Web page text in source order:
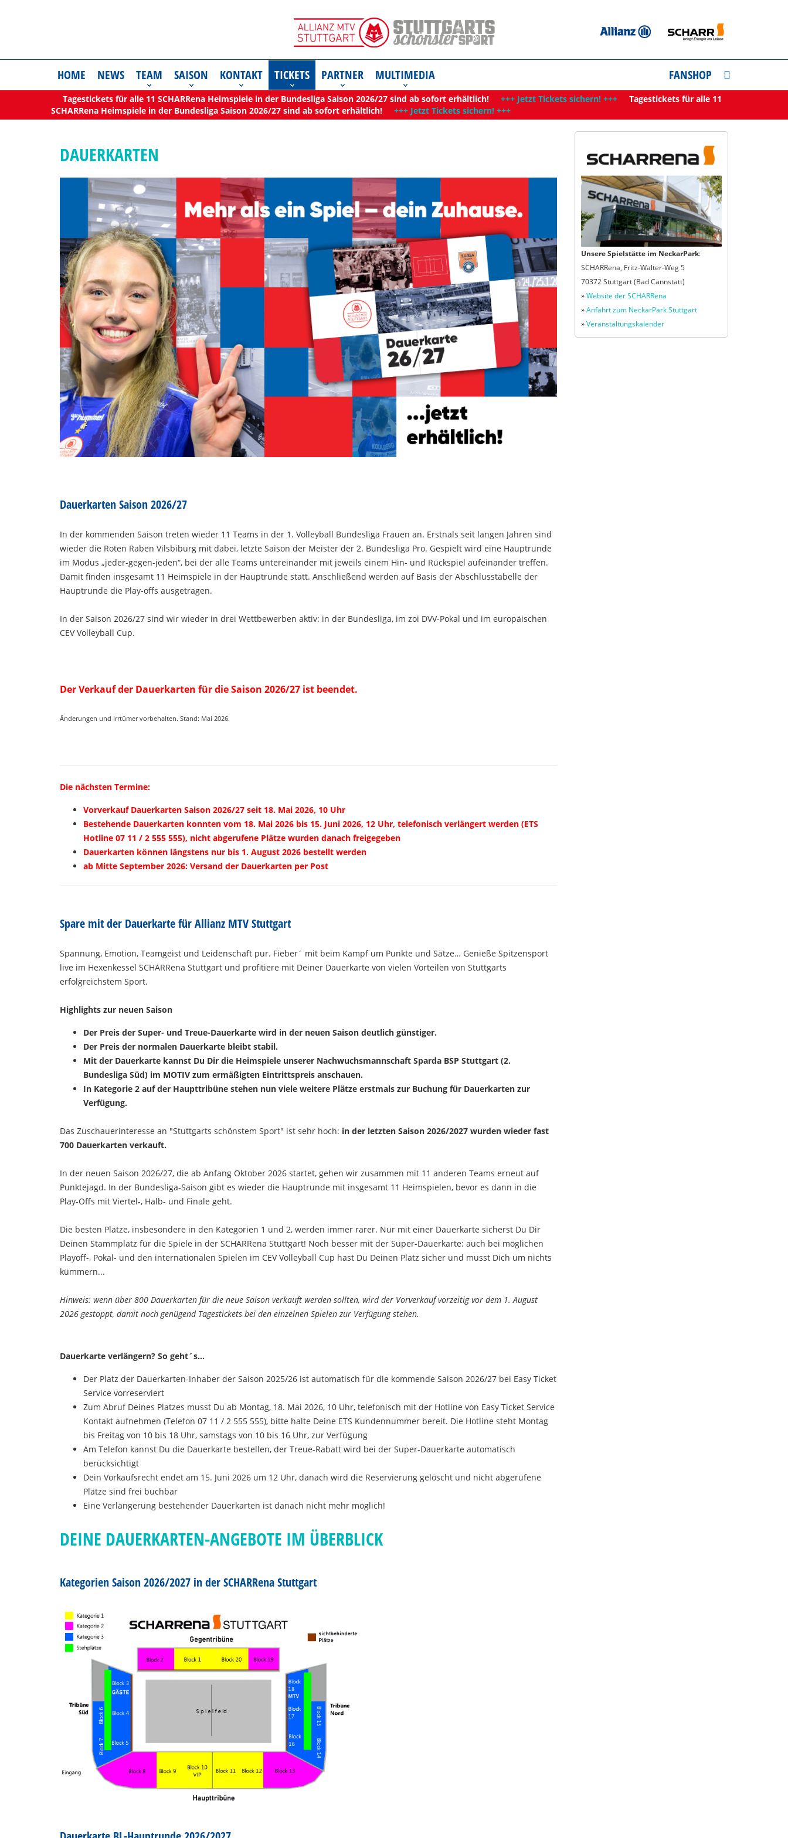
HOME NEWS TEAM SAISON KONTAKT TICKETS PARTNER MULTIMEDIA FANSHOP
Tagestickets für alle 11 SCHARRena Heimspiele in der Bundesliga Saison 2026/27 sind ab sofort erhältlich! +++ Jetzt Tickets sichern! +++ Tagestickets für alle 11
SCHARRena Heimspiele in der Bundesliga Saison 2026/27 sind ab sofort erhältlich! +++ Jetzt Tickets sichern! +++
DAUERKARTEN
Dauerkarten Saison 2026/27
In der kommenden Saison treten wieder 11 Teams in der 1. Volleyball Bundesliga Frauen an. Erstnals seit langen Jahren sind
wieder die Roten Raben Vilsbiburg mit dabei, letzte Saison der Meister der 2. Bundesliga Pro. Gespielt wird eine Hauptrunde
im Modus „jeder-gegen-jeden“, bei der alle Teams untereinander mit jeweils einem Hin- und Rückspiel aufeinander treffen.
Damit finden insgesamt 11 Heimspiele in der Hauptrunde statt. Anschließend werden auf Basis der Abschlusstabelle der
Hauptrunde die Play-offs ausgetragen.
In der Saison 2026/27 sind wir wieder in drei Wettbewerben aktiv: in der Bundesliga, im zoi DVV-Pokal und im europäischen
CEV Volleyball Cup.
Der Verkauf der Dauerkarten für die Saison 2026/27 ist beendet.
Änderungen und Irrtümer vorbehalten. Stand: Mai 2026.
Die nächsten Termine:
Vorverkauf Dauerkarten Saison 2026/27 seit 18. Mai 2026, 10 Uhr
Bestehende Dauerkarten konnten vom 18. Mai 2026 bis 15. Juni 2026, 12 Uhr, telefonisch verlängert werden (ETS
Hotline 07 11 / 2 555 555), nicht abgerufene Plätze wurden danach freigegeben
Dauerkarten können längstens nur bis 1. August 2026 bestellt werden
ab Mitte September 2026: Versand der Dauerkarten per Post
Spare mit der Dauerkarte für Allianz MTV Stuttgart
Spannung, Emotion, Teamgeist und Leidenschaft pur. Fieber´ mit beim Kampf um Punkte und Sätze… Genieße Spitzensport
live im Hexenkessel SCHARRena Stuttgart und profitiere mit Deiner Dauerkarte von vielen Vorteilen von Stuttgarts
erfolgreichstem Sport.
Highlights zur neuen Saison
Der Preis der Super- und Treue-Dauerkarte wird in der neuen Saison deutlich günstiger.
Der Preis der normalen Dauerkarte bleibt stabil.
Mit der Dauerkarte kannst Du Dir die Heimspiele unserer Nachwuchsmannschaft Sparda BSP Stuttgart (2.
Bundesliga Süd) im MOTIV zum ermäßigten Eintrittspreis anschauen.
In Kategorie 2 auf der Haupttribüne stehen nun viele weitere Plätze erstmals zur Buchung für Dauerkarten zur
Verfügung.
Das Zuschauerinteresse an "Stuttgarts schönstem Sport" ist sehr hoch: in der letzten Saison 2026/2027 wurden wieder fast
700 Dauerkarten verkauft.
In der neuen Saison 2026/27, die ab Anfang Oktober 2026 startet, gehen wir zusammen mit 11 anderen Teams erneut auf
Punktejagd. In der Bundesliga-Saison gibt es wieder die Hauptrunde mit insgesamt 11 Heimspielen, bevor es dann in die
Play-Offs mit Viertel-, Halb- und Finale geht.
Die besten Plätze, insbesondere in den Kategorien 1 und 2, werden immer rarer. Nur mit einer Dauerkarte sicherst Du Dir
Deinen Stammplatz für die Spiele in der SCHARRena Stuttgart! Noch besser mit der Super-Dauerkarte: auch bei möglichen
Playoff-, Pokal- und den internationalen Spielen im CEV Volleyball Cup hast Du Deinen Platz sicher und musst Dich um nichts
kümmern...
Hinweis: wenn über 800 Dauerkarten für die neue Saison verkauft werden sollten, wird der Vorverkauf vorzeitig vor dem 1. August
2026 gestoppt, damit noch genügend Tagestickets bei den einzelnen Spielen zur Verfügung stehen.
Dauerkarte verlängern? So geht´s...
Der Platz der Dauerkarten-Inhaber der Saison 2025/26 ist automatisch für die kommende Saison 2026/27 bei Easy Ticket
Service vorreserviert
Zum Abruf Deines Platzes musst Du ab Montag, 18. Mai 2026, 10 Uhr, telefonisch mit der Hotline von Easy Ticket Service
Kontakt aufnehmen (Telefon 07 11 / 2 555 555), bitte halte Deine ETS Kundennummer bereit. Die Hotline steht Montag
bis Freitag von 10 bis 18 Uhr, samstags von 10 bis 16 Uhr, zur Verfügung
Am Telefon kannst Du die Dauerkarte bestellen, der Treue-Rabatt wird bei der Super-Dauerkarte automatisch
berücksichtigt
Dein Vorkaufsrecht endet am 15. Juni 2026 um 12 Uhr, danach wird die Reservierung gelöscht und nicht abgerufene
Plätze sind frei buchbar
Eine Verlängerung bestehender Dauerkarten ist danach nicht mehr möglich!
DEINE DAUERKARTEN-ANGEBOTE IM ÜBERBLICK
Kategorien Saison 2026/2027 in der SCHARRena Stuttgart
Unsere Spielstätte im NeckarPark:
SCHARRena, Fritz-Walter-Weg 5
70372 Stuttgart (Bad Cannstatt)
»Website der SCHARRena
»Anfahrt zum NeckarPark Stuttgart
»Veranstaltungskalender